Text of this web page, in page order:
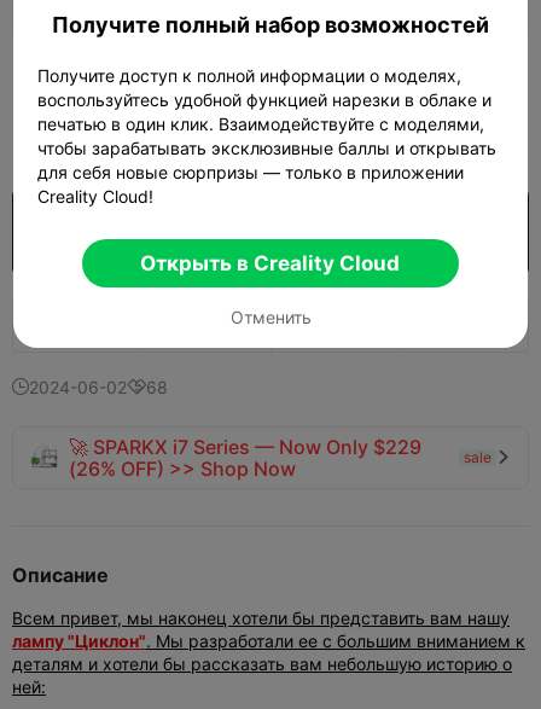
Узнать больше
450
Покупка Открыть больше моделей
841 
2024-06-0268
🚀 SPARKX i7 Series — Now Only $229
(26% OFF) >> Shop Now
sale 
Описание
Всем привет, мы наконец хотели бы представить вам нашу
лампу "Циклон". Мы разработали ее с большим вниманием к
деталям и хотели бы рассказать вам небольшую историю о
ней:
Получите полный набор возможностей
Получите доступ к полной информации о моделях,
воспользуйтесь удобной функцией нарезки в облаке и
печатью в один клик. Взаимодействуйте с моделями,
чтобы зарабатывать эксклюзивные баллы и открывать
для себя новые сюрпризы — только в приложении
Creality Cloud!
Открыть в Creality Cloud
Отменить